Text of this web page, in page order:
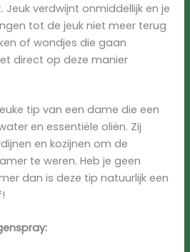
verdwijnt onmiddellijk en je
tot de jeuk niet meer terug
of wondjes die gaan
direct op deze manier
tip van een dame die een
en essentiële oliën. Zij
en kozijnen om de
te weren. Heb je geen
dan is deze tip natuurlijk een